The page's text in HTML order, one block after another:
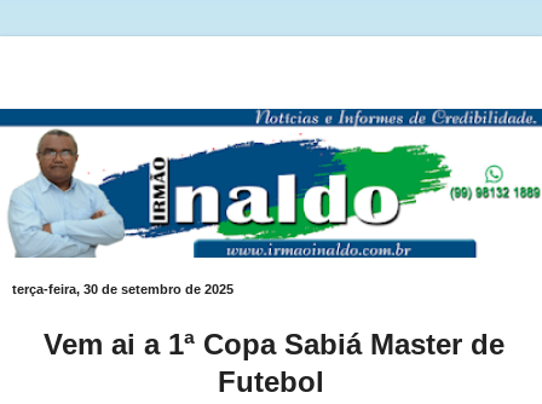
terça-feira, 30 de setembro de 2025
Vem ai a 1ª Copa Sabiá Master de
Futebol